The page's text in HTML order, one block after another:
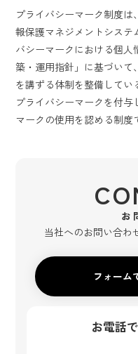
プライバシーマーク制度は
報保護マネジメントシステ
バシーマークにおける個
築・運用指針」に基づい
を講ずる体制を整備して
プライバシーマークを付
マークの使用を認める制度
お
当社へのお問い合わ
フォーム
お電話